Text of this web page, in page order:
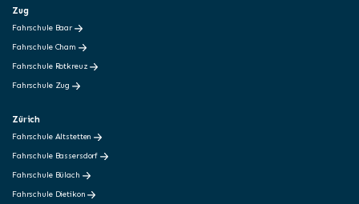
Zug
Fahrschule Baar
Fahrschule Cham
Fahrschule Rotkreuz
Fahrschule Zug
Zürich
Fahrschule Altstetten
Fahrschule Bassersdorf
Fahrschule Bülach
Fahrschule Dietikon